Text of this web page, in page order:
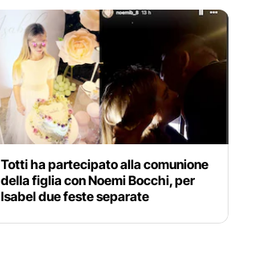
Totti ha partecipato alla comunione
della figlia con Noemi Bocchi, per
Isabel due feste separate